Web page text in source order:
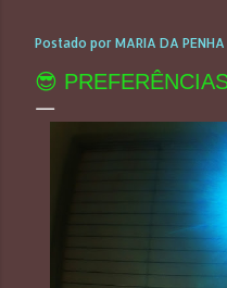
Postado por MARIA DA PENHA
😎